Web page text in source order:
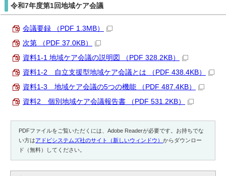
令和7年度第1回地域ケア会議
会議要録 （PDF 1.3MB）
次第 （PDF 37.0KB）
資料1-1 地域ケア会議の説明図 （PDF 328.2KB）
資料1-2 自立支援型地域ケア会議とは （PDF 438.4KB）
資料1-3 地域ケア会議の5つの機能 （PDF 487.4KB）
資料2 個別地域ケア会議報告書 （PDF 531.2KB）
PDFファイルをご覧いただくには、Adobe Readerが必要です。お持ちでな
い方はアドビシステムズ社のサイト（新しいウィンドウ）からダウンロー
ド（無料）してください。